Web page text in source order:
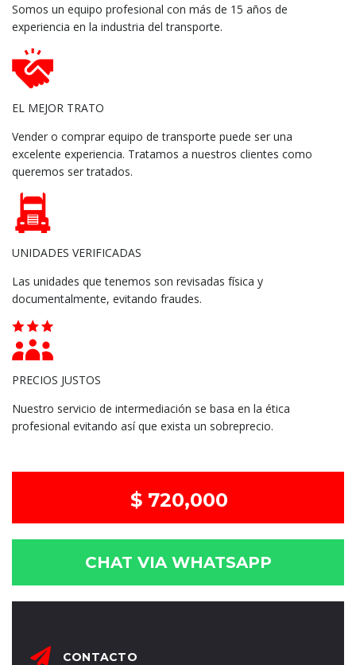
Somos un equipo profesional con más de 15 años de
experiencia en la industria del transporte.
EL MEJOR TRATO
Vender o comprar equipo de transporte puede ser una
excelente experiencia. Tratamos a nuestros clientes como
queremos ser tratados.
UNIDADES VERIFICADAS
Las unidades que tenemos son revisadas física y
documentalmente, evitando fraudes.
PRECIOS JUSTOS
Nuestro servicio de intermediación se basa en la ética
profesional evitando así que exista un sobreprecio.
$ 720,000
CHAT VIA WHATSAPP
CONTACTO